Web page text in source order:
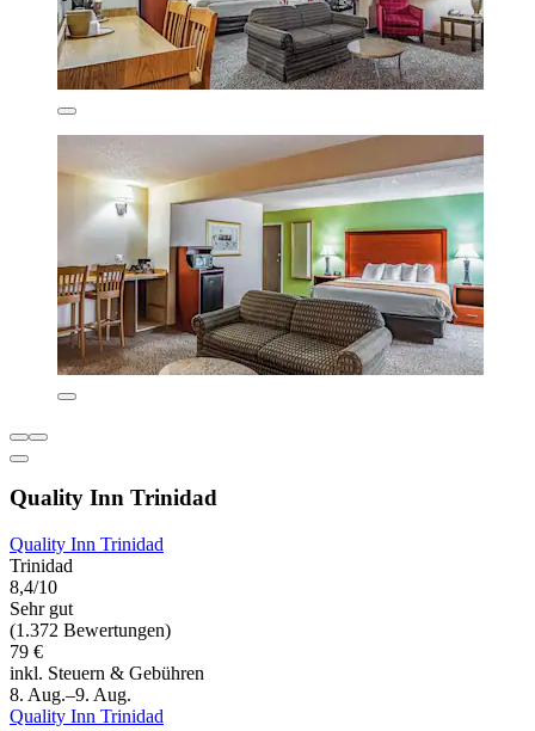
Quality Inn Trinidad
Quality Inn Trinidad
Trinidad
8,4/10
Sehr gut
(1.372 Bewertungen)
79 €
inkl. Steuern & Gebühren
8. Aug.–9. Aug.
Quality Inn Trinidad